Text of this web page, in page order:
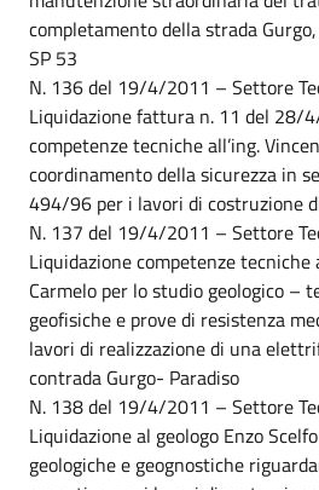
completamento della strada
SP 53
N. 136 del 19/4/2011 – Settore
Liquidazione fattura n. 11 del 28/
competenze tecniche all’ing.
coordinamento della sicurezza in
494/96 per i lavori di costruzione
N. 137 del 19/4/2011 – Settore
Liquidazione competenze tecniche
Carmelo per lo studio geologico –
geofisiche e prove di resistenza
lavori di realizzazione di una
contrada Gurgo- Paradiso
N. 138 del 19/4/2011 – Settore
Liquidazione al geologo Enzo
geologiche e geognostiche